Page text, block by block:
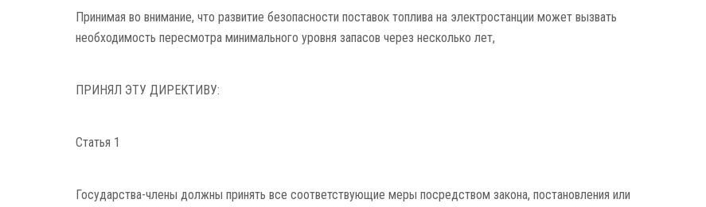
Принимая во внимание, что развитие безопасности поставок топлива на электростанции может вызвать
необходимость пересмотра минимального уровня запасов через несколько лет,
ПРИНЯЛ ЭТУ ДИРЕКТИВУ:
Статья 1
Государства-члены должны принять все соответствующие меры посредством закона, постановления или